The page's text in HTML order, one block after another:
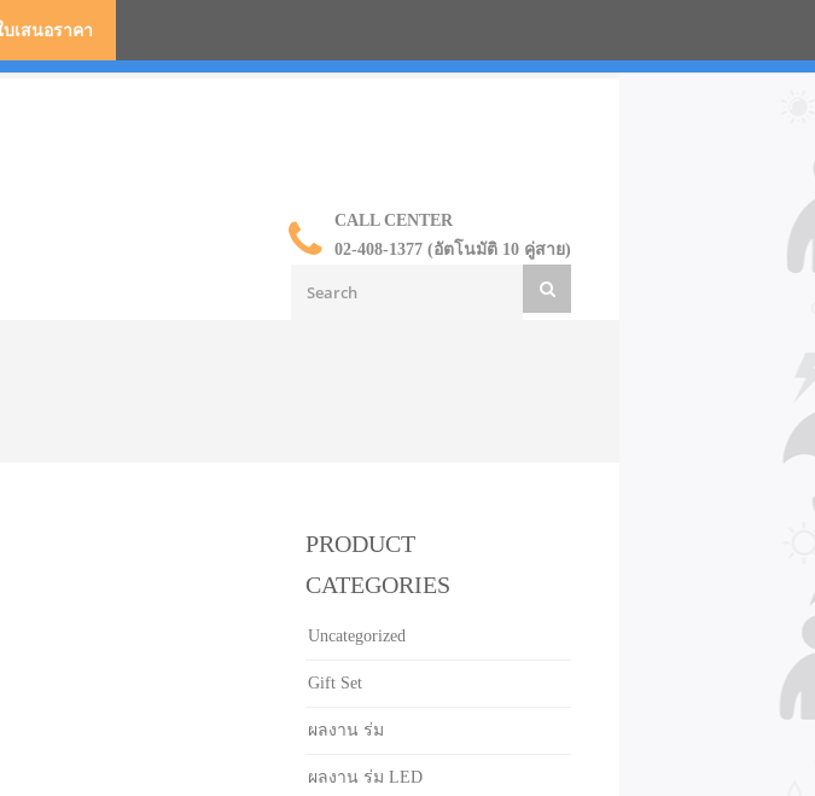
CALL CENTER
02-408-1377 (อัตโนมัติ 10 คู่สาย)
เสนอราคา
PRODUCT
CATEGORIES
Uncategorized
Gift Set
ผลงาน ร่ม
ผลงาน ร่ม LED
นเดียว ร่มกอล์ฟ ร่มกลับด้าน ราคาส่ง